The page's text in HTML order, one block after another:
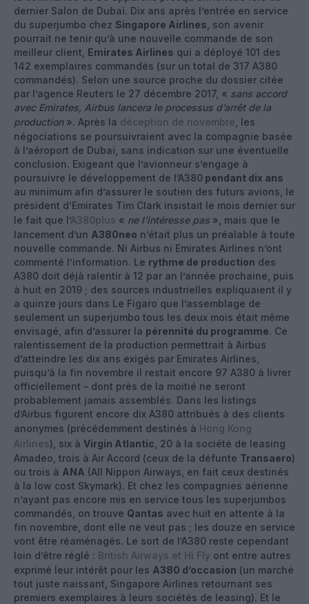
dernier Salon de Dubaï. Dix ans après l’entrée en service
du superjumbo chez Singapore Airlines , son avenir
pourrait ne tenir qu’à une nouvelle commande de son
meilleur client, Emirates Airlines qui a déployé 101 des
142 exemplaires commandés (sur un total de 317 A380
commandés). Selon une source proche du dossier citée
par l’agence Reuters le 27 décembre 2017, « sans accord
avec Emirates, Airbus lancera le processus d’arrêt de la
production». Après la déception de novembre , les
négociations se poursuivraient avec la compagnie basée
à l’aéroport de Dubaï, sans indication sur une éventuelle
conclusion. Exigeant que l’avionneur s’engage à
poursuivre le développement de l’A380 pendant dix ans
au minimum afin d’assurer le soutien des futurs avions, le
président d’Emirates Tim Clark insistait le mois dernier sur
le fait que l’A380plus « ne l’intéresse pas », mais que le
lancement d’un A380neo n’était plus un préalable à toute
nouvelle commande. Ni Airbus ni Emirates Airlines n’ont
commenté l’information. Le rythme de production des
A380 doit déjà ralentir à 12 par an l’année prochaine, puis
à huit en 2019 ; des sources industrielles expliquaient il y
a quinze jours dans Le Figaro que l’assemblage de
seulement un superjumbo tous les deux mois était même
envisagé, afin d’assurer la pérennité du programme. Ce
ralentissement de la production permettrait à Airbus
d’atteindre les dix ans exigés par Emirates Airlines,
puisqu’à la fin novembre il restait encore 97 A380 à livrer
officiellement – dont près de la moitié ne seront
probablement jamais assemblés. Dans les listings
d’Airbus figurent encore dix A380 attribués à des clients
anonymes (précédemment destinés à Hong Kong
Airlines), six à Virgin Atlantic , 20 à la société de leasing
Amadeo, trois à Air Accord (ceux de la défunte Transaero)
ou trois à ANA (All Nippon Airways, en fait ceux destinés
à la low cost Skymark). Et chez les compagnies aérienne
n’ayant pas encore mis en service tous les superjumbos
commandés, on trouve Qantas avec huit en attente à la
fin novembre, dont elle ne veut pas ; les douze en service
vont être réaménagés. Le sort de l’A380 reste cependant
loin d’être réglé : British Airways et Hi Fly ont entre autres
exprimé leur intérêt pour les A380 d’occasion (un marché
tout juste naissant, Singapore Airlines retournant ses
premiers exemplaires à leurs sociétés de leasing). Et le